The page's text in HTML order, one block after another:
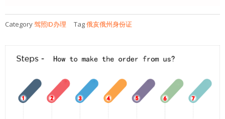
Category驾照ID办理 Tag俄亥俄州身份证